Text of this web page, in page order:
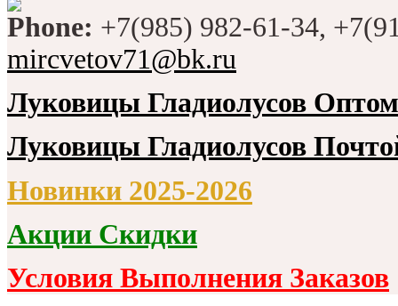
Phone: +7(985) 982-61-34,
mircvetov71@bk.ru
Луковицы Гладиолусов Оптом
Луковицы Гладиолусов
Новинки 2025-2026
Акции Скидки
Условия Выполнения Заказов